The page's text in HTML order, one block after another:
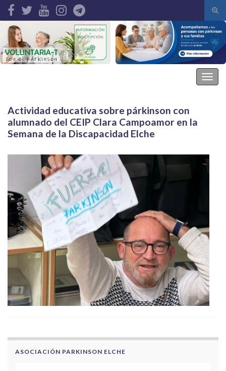
de
Search for:
Actividad educativa sobre párkinson con
alumnado del CEIP Clara Campoamor en la
Semana de la Discapacidad Elche
ASOCIACIÓN PARKINSON ELCHE